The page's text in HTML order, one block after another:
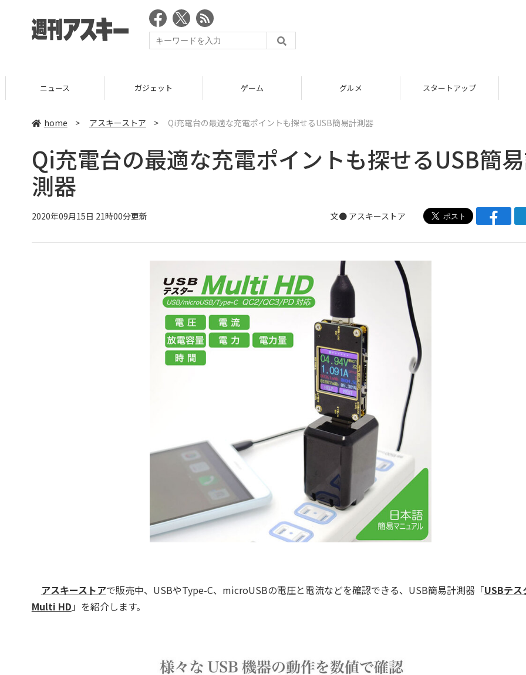
ニュース ガジェット ゲーム グルメ スタートアップ
home > アスキーストア > Qi充電台の最適な充電ポイントも探せるUSB簡易計測器
Qi充電台の最適な充電ポイントも探せるUSB簡
測器
2020年09月15日 21時00分更新 文● アスキーストア
アスキーストアで販売中、USBやType-C、microUSBの電圧と電流などを確認できる、USB簡易計測器「USBテス
Multi HD 」を紹介します。